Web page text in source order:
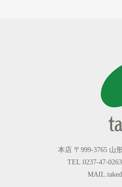
本店 〒999-3765 山
TEL.0237-47-